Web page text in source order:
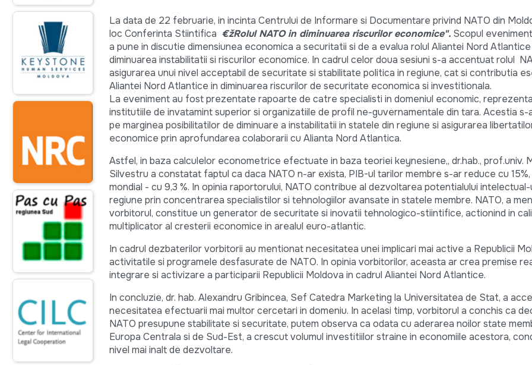
La data de 22 februarie, in incinta Centrului de Informare si Documentare privind NATO din
loc Conferinta Stiintifica €žRolul NATO in diminuarea riscurilor economice". Scopul
a pune in discutie dimensiunea economica a securitatii si de a evalua rolul Aliantei Nord Atlantice
diminuarea instabilitatii si riscurilor economice. In cadrul celor doua sesiuni s-a accentuat rolul
asigurarea unui nivel acceptabil de securitate si stabilitate politica in regiune, cat si contributia
Aliantei Nord Atlantice in diminuarea riscurilor de securitate economica si investitionala.
La eveniment au fost prezentate rapoarte de catre specialisti in domeniul economic,
institutiile de invatamint superior si organizatiile de profil ne-guvernamentale din tara. Acestia s-
pe marginea posibilitatilor de diminuare a instabilitatii in statele din regiune si asigurarea
economice prin aprofundarea colaborarii cu Alianta Nord Atlantica.
Astfel, in baza calculelor econometrice efectuate in baza teoriei keynesiene,, dr.hab., prof.univ.
Silvestru a constatat faptul ca daca NATO n-ar exista, PIB-ul tarilor membre s-ar reduce cu 15%,
mondial - cu 9,3 %. In opinia raportorului, NATO contribue al dezvoltarea potentialului intelectual-
regiune prin concentrarea specialistilor si tehnologiilor avansate in statele membre. NATO, a
vorbitorul, constitue un generator de securitate si inovatii tehnologico-stiintifice, actionind in
multiplicator al cresterii economice in arealul euro-atlantic.
In cadrul dezbaterilor vorbitorii au mentionat necesitatea unei implicari mai active a Republicii
activitatile si programele desfasurate de NATO. In opinia vorbitorilor, aceasta ar crea premise
integrare si activizare a participarii Republicii Moldova in cadrul Aliantei Nord Atlantice.
In concluzie, dr. hab. Alexandru Gribincea, Sef Catedra Marketing la Universitatea de Stat, a
necesitatea efectuarii mai multor cercetari in domeniu. In acelasi timp, vorbitorul a conchis ca
NATO presupune stabilitate si securitate, putem observa ca odata cu aderarea noilor state
Europa Centrala si de Sud-Est, a crescut volumul investitiilor straine in economiile acestora,
nivel mai inalt de dezvoltare.